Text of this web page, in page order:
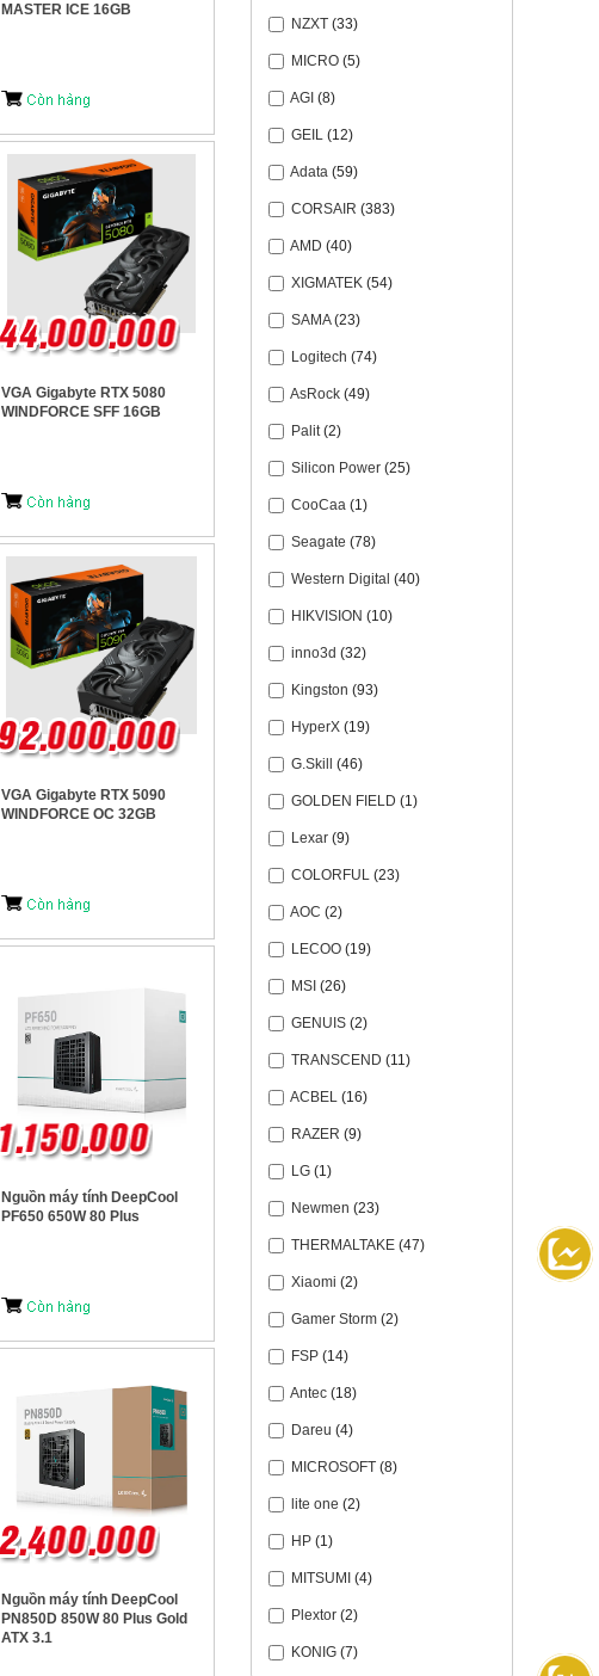
MASTER ICE 16GB
VGA Gigabyte RTX 5080
WINDFORCE SFF 16GB
VGA Gigabyte RTX 5090
WINDFORCE OC 32GB
Nguồn máy tính DeepCool
PF650 650W 80 Plus
Nguồn máy tính DeepCool
PN850D 850W 80 Plus Gold
ATX 3.1
NZXT (33)
MICRO (5)
AGI (8)
GEIL (12)
Adata (59)
CORSAIR (383)
AMD (40)
XIGMATEK (54)
SAMA (23)
Logitech (74)
AsRock (49)
Palit (2)
Silicon Power (25)
CooCaa (1)
Seagate (78)
Western Digital (40)
HIKVISION (10)
inno3d (32)
Kingston (93)
HyperX (19)
G.Skill (46)
GOLDEN FIELD (1)
Lexar (9)
COLORFUL (23)
AOC (2)
LECOO (19)
MSI (26)
GENUIS (2)
TRANSCEND (11)
ACBEL (16)
RAZER (9)
LG (1)
Newmen (23)
THERMALTAKE (47)
Xiaomi (2)
Gamer Storm (2)
FSP (14)
Antec (18)
Dareu (4)
MICROSOFT (8)
lite one (2)
HP (1)
MITSUMI (4)
Plextor (2)
KONIG (7)